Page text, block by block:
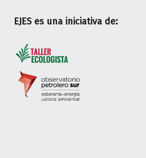
EJES es una iniciativa de: